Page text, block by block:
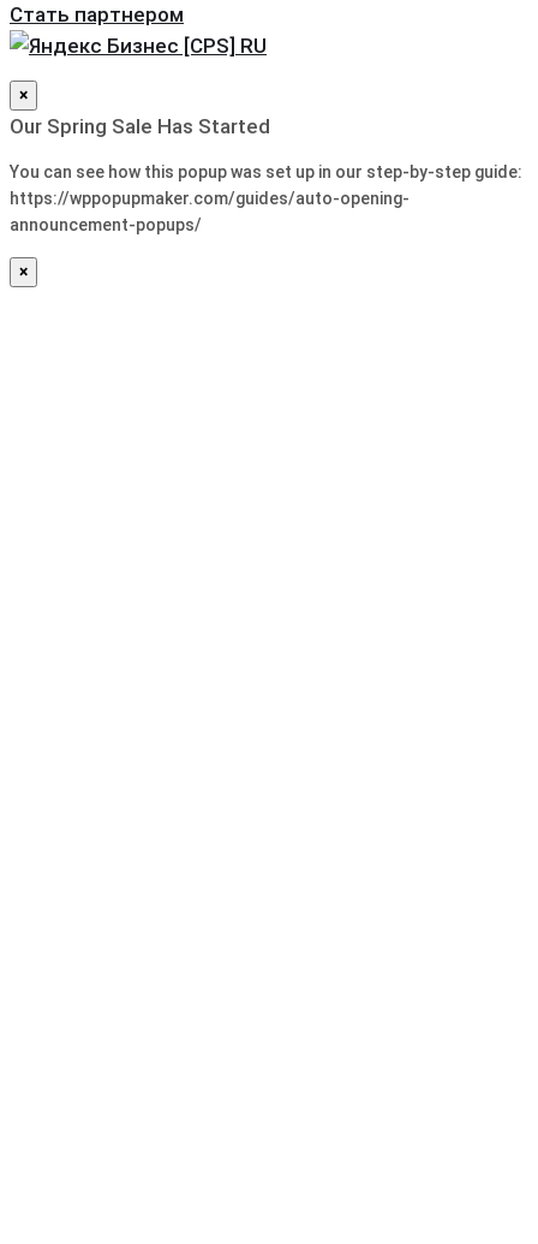
Стать партнером
×
Our Spring Sale Has Started
You can see how this popup was set up in our step-by-step guide:
https://wppopupmaker.com/guides/auto-opening-
announcement-popups/
×